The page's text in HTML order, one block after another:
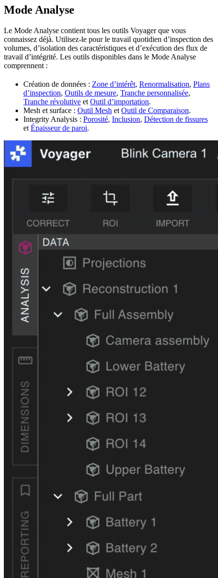
Mode Analyse
Le Mode Analyse contient tous les outils Voyager que vous
connaissez déjà. Utilisez-le pour le travail quotidien d’inspection des
volumes, d’isolation des caractéristiques et d’exécution des flux de
travail d’intégrité. Les outils disponibles dans le Mode Analyse
comprennent :
Création de données : Zone d’intérêt, Renormalisation, Plans
d’inspection, Outils de mesure, Tranche personnalisée,
Tranche révolutive et Outil d’importation.
Mesh et surface : Outil Mesh et Outil de Comparaison.
Integrity Analysis : Porosité, Inclusion, Détection de fissures
et Épaisseur de paroi.